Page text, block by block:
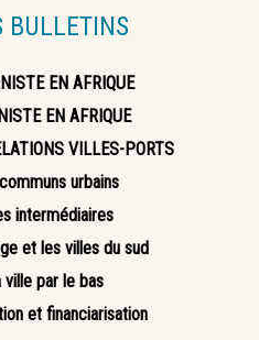
BULLETINS
EN AFRIQUE
EN AFRIQUE
VILLES-PORTS
urbains
intermédiaires
et les villes du sud
ville par le bas
et financiarisation